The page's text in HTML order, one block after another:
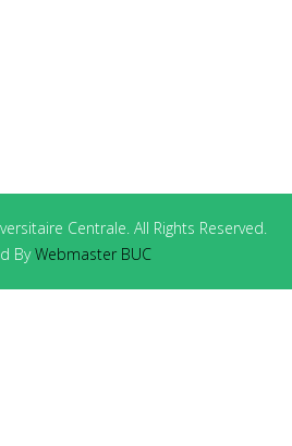
Centrale. All Rights Reserved.
ByWebmaster BUC